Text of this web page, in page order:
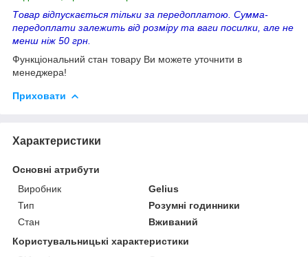
Товар відпускається тільки за передоплатою. Сумма-
передоплати залежить від розміру та ваги посилки, але не
менш ніж 50 грн.
Функціональний стан товару Ви можете уточнити в
менеджера!
Приховати
Характеристики
Основні атрибути
Виробник
Gelius
Тип
Розумні годинники
Стан
Вживаний
Користувальницькі характеристики